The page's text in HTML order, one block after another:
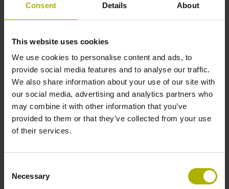
Consent Details About
This website uses cookies
We use cookies to personalise content and ads, to
provide social media features and to analyse our traffic.
We also share information about your use of our site with
our social media, advertising and analytics partners who
may combine it with other information that you’ve
provided to them or that they’ve collected from your use
of their services.
Selection
Necessary
TNC 640数控系统不仅可铣削和车削，现在还增加第三